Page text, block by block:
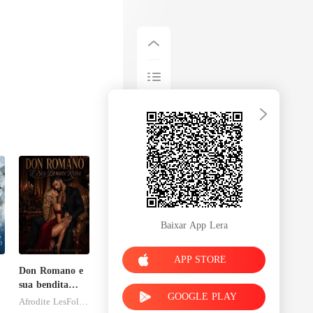
Don Romano e
sua bendita
ruína
Baixar App Lera
APP STORE
GOOGLE PLAY